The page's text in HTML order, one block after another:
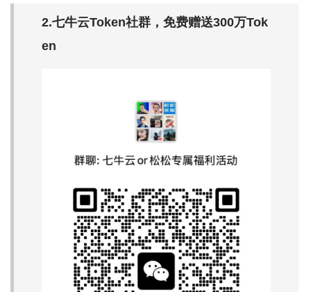
2.七牛云Token社群，免费赠送300万Tok
en